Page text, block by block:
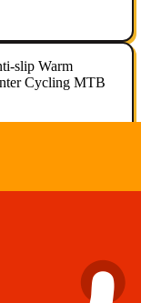
slip Warm
Cycling MTB